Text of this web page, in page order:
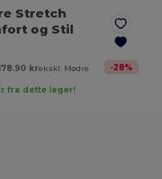
Stretch
og Stil
krekskl. Mødre -28%
fra dette lager!